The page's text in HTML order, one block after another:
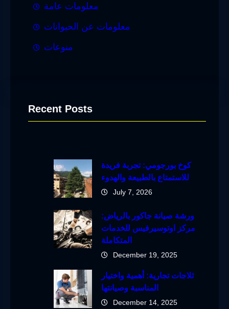
معلومات عامة
معلومات عن الحيوانات
منوعات
Recent Posts
كوخ بورجومي: تجربة فريدة
للاستمتاع بالطبيعة والهدوء
July 7, 2026
ورشة صيانة جاكور بالرياض:
مركز اوتوسيرفيس للخدمات
المتكاملة
December 19, 2025
ثلاجات تجارية: أهمية واختيار
المناسبة وصيانتها
December 14, 2025